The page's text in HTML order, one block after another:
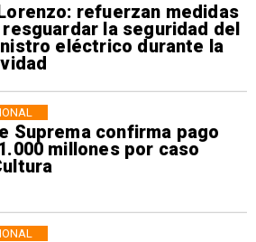
refuerzan medidas
resguardar la seguridad del
eléctrico durante la
Suprema confirma pago
millones por caso